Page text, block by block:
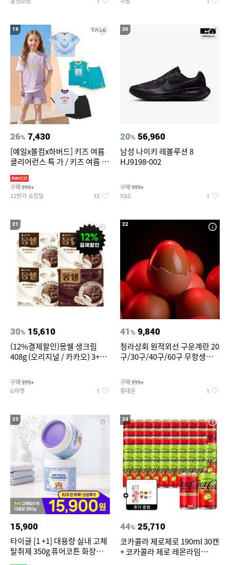
19
26% 7,430
[예일x볼컴x하버드] 키즈 여름
클리어런스 특 가 / 키즈 여름 수
구매 999+
11번가 쇼킹딜 12
20
20% 56,960
남성 나이키 레볼루션 8
HJ9198-002
구매 999+
SSG 1
21
30% 15,610
(12%결제할인)몽쉘 생크림
408g (오리지널 / 카카오) 3+1
구매 999+
G마켓 1
22
41% 9,840
청라상회 원적외선 구운계란 20
구/30구/40구/60구 무항생제
구매 999+
롯데온 1
23
15,900
타이글 [1 +1] 대용량 실내 고체
탈취제 350g 퓨어코튼 화장실
24
44% 25,710
코카콜라 제로제로 190ml 30캔
+ 코카콜라 제로 레몬라임